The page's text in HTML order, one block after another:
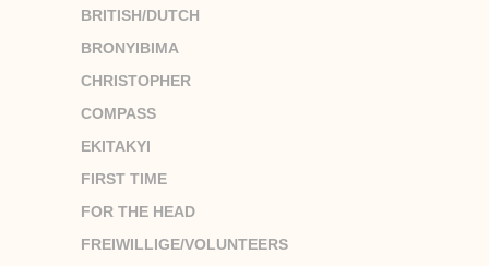
BRITISH/DUTCH
BRONYIBIMA
CHRISTOPHER
COMPASS
EKITAKYI
FIRST TIME
FOR THE HEAD
FREIWILLIGE/VOLUNTEERS